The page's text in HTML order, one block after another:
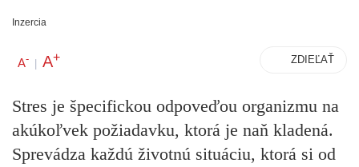
Inzercia
A- | A+ ZDIEĽAŤ
Stres je špecifickou odpoveďou organizmu na
akúkoľvek požiadavku, ktorá je naň kladená.
Sprevádza každú životnú situáciu, ktorá si od